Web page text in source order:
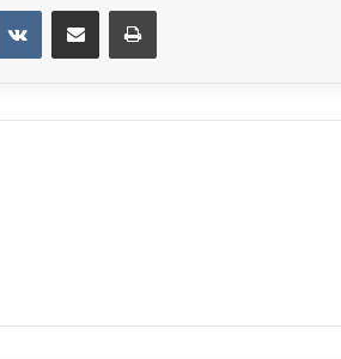
VKontakteShare via Email Print